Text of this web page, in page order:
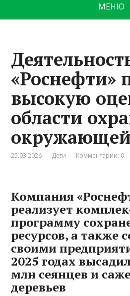
МЕНЮ
«Роснефти»
высокую
области
25.03.2026 Дети Комментарии: 0
Компания
реализует
программу
ресурсов, а также
своими
2025 годах
млн сеянцев и
деревьев